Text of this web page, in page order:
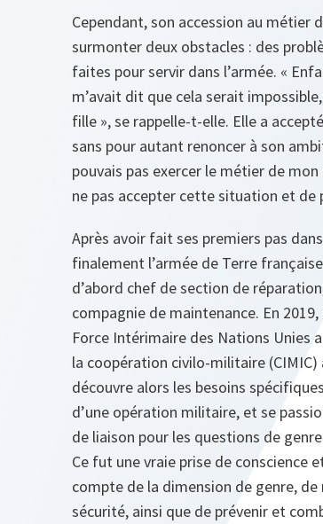
Cependant, son accession au métier
surmonter deux obstacles : des
faites pour servir dans l’armée. «
m’avait dit que cela serait
fille », se rappelle-t-elle. Elle a
sans pour autant renoncer à son
pouvais pas exercer le métier de
ne pas accepter cette situation et de
Après avoir fait ses premiers pas
finalement l’armée de Terre
d’abord chef de section de
compagnie de maintenance. En
Force Intérimaire des Nations Unies
la coopération civilo-militaire
découvre alors les besoins
d’une opération militaire, et se
de liaison pour les questions de
Ce fut une vraie prise de conscience
compte de la dimension de genre,
sécurité, ainsi que de prévenir et